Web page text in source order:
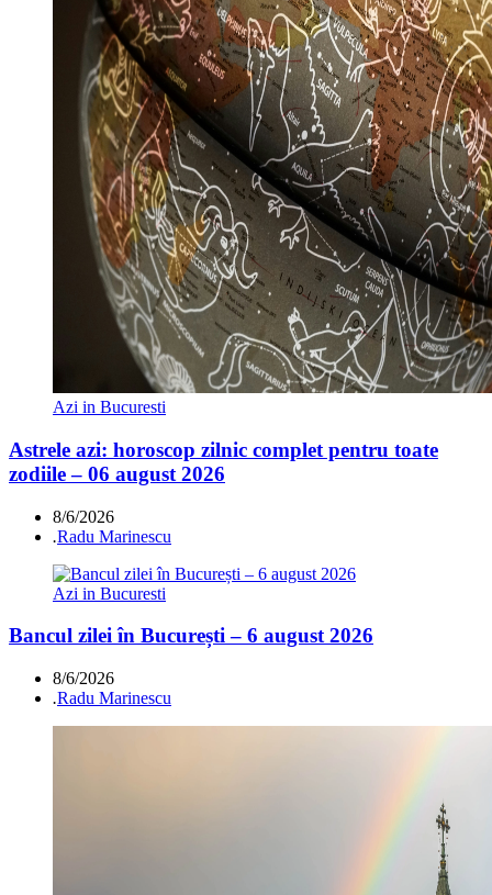
Azi in Bucuresti
Astrele azi: horoscop zilnic complet pentru toate
zodiile – 06 august 2026
8/6/2026
.Radu Marinescu
Azi in Bucuresti
Bancul zilei în București – 6 august 2026
8/6/2026
.Radu Marinescu